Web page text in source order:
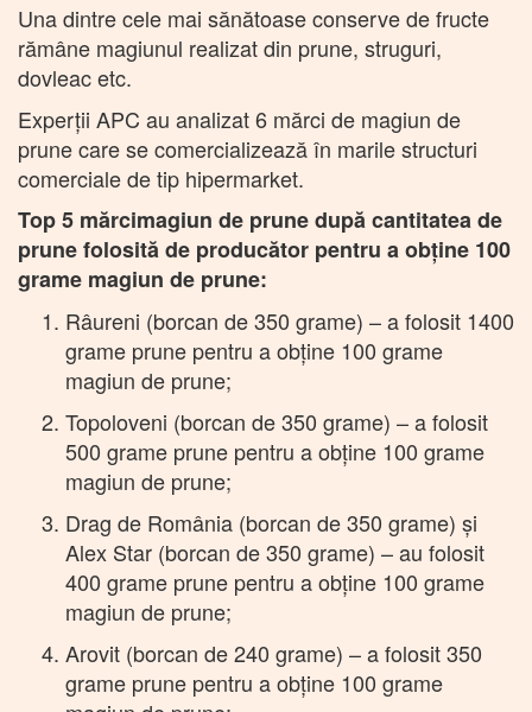
Una dintre cele mai sănătoase conserve de fructe
rămâne magiunul realizat din prune, struguri,
dovleac etc.
Experţii APC au analizat 6 mărci de magiun de
prune care se comercializează în marile structuri
comerciale de tip hipermarket.
Top 5 mărcimagiun de prune după cantitatea de
prune folosită de producător pentru a obţine 100
grame magiun de prune:
Râureni (borcan de 350 grame) – a folosit 1400
grame prune pentru a obţine 100 grame
magiun de prune;
Topoloveni (borcan de 350 grame) – a folosit
500 grame prune pentru a obţine 100 grame
magiun de prune;
Drag de România (borcan de 350 grame) şi
Alex Star (borcan de 350 grame) – au folosit
400 grame prune pentru a obţine 100 grame
magiun de prune;
Arovit (borcan de 240 grame) – a folosit 350
grame prune pentru a obţine 100 grame